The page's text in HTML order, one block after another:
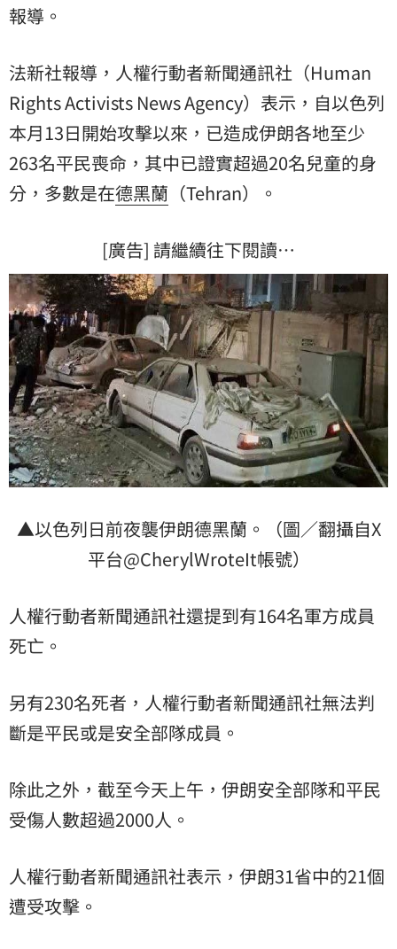
報導。
法新社報導，人權行動者新聞通訊社（Human
Rights Activists News Agency）表示，自以色列
本月13日開始攻擊以來，已造成伊朗各地至少
263名平民喪命，其中已證實超過20名兒童的身
分，多數是在德黑蘭 （Tehran）。
[廣告] 請繼續往下閱讀…
▲以色列日前夜襲伊朗德黑蘭。（圖／翻攝自X
平台@CherylWroteIt帳號）
人權行動者新聞通訊社還提到有164名軍方成員
死亡。
另有230名死者，人權行動者新聞通訊社無法判
斷是平民或是安全部隊成員。
除此之外，截至今天上午，伊朗安全部隊和平民
受傷人數超過2000人。
人權行動者新聞通訊社表示，伊朗31省中的21個
遭受攻擊。